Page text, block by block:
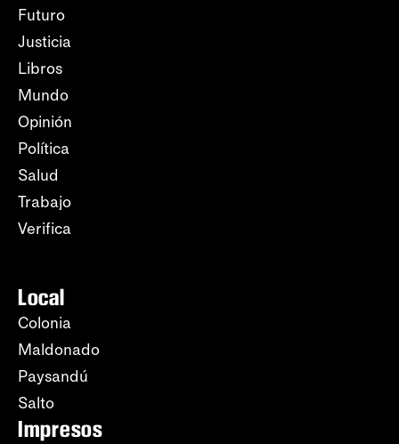
Futuro
Justicia
Libros
Mundo
Opinión
Política
Salud
Trabajo
Verifica
Local
Colonia
Maldonado
Paysandú
Salto
Impresos